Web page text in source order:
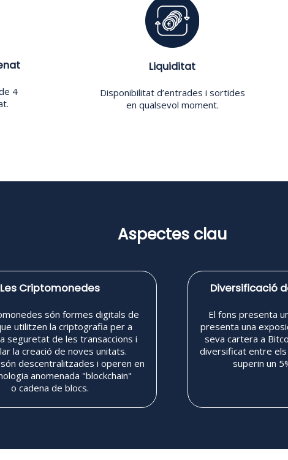
4
Liquiditat
Disponibilitat d’entrades i sortides
en qualsevol moment.
Aspectes clau
Les Criptomonedes
són formes digitals de
utilitzen la criptografia per a
seguretat de les transaccions i
la creació de noves unitats.
descentralitzades i operen en
anomenada "blockchain"
o cadena de blocs.
Diversificació
El fons presenta
presenta una
seva cartera a
diversificat entre
superin un